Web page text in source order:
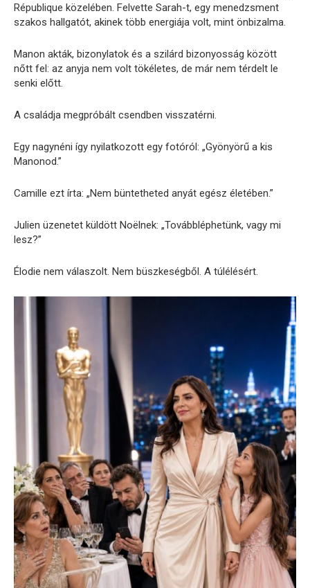
République közelében. Felvette Sarah-t, egy menedzsment
szakos hallgatót, akinek több energiája volt, mint önbizalma.
Manon akták, bizonylatok és a szilárd bizonyosság között
nőtt fel: az anyja nem volt tökéletes, de már nem térdelt le
senki előtt.
A családja megpróbált csendben visszatérni.
Egy nagynéni így nyilatkozott egy fotóról: „Gyönyörű a kis
Manonod.”
Camille ezt írta: „Nem büntetheted anyát egész életében.”
Julien üzenetet küldött Noëlnek: „Továbbléphetünk, vagy mi
lesz?”
Élodie nem válaszolt. Nem büszkeségből. A túlélésért.